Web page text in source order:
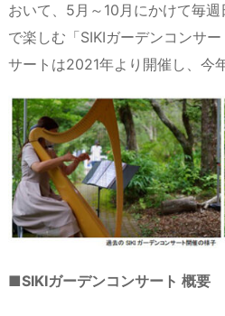
s o
n
y
おいて、5月～10月にかけて毎
で楽しむ「SIKIガーデンコンサ
サートは2021年より開催し、今
■SIKIガーデンコンサート 概要